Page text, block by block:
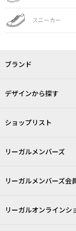
スニーカー
ブランド
デザインから探す
ショップリスト
リーガルメンバーズ
リーガルメンバーズ会
リーガルオンラインシ